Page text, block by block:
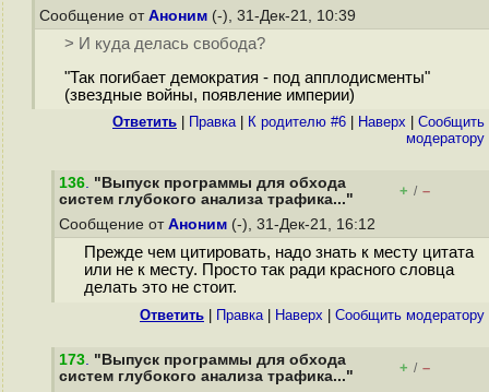
Сообщение от Аноним (-), 31-Дек-21, 10:39
> И куда делась свобода?
"Так погибает демократия - под апплодисменты"
(звездные войны, появление империи)
Ответить Правка| К родителю #6 Наверх
Cообщить
модератору
136. "Выпуск программы для обхода
систем глубокого анализа трафика..."
+ / –
Сообщение от Аноним (-), 31-Дек-21, 16:12
Прежде чем цитировать, надо знать к месту цитата
или не к месту. Просто так ради красного словца
делать это не стоит.
Ответить Правка| Наверх Cообщить модератору
173. "Выпуск программы для обхода
систем глубокого анализа трафика..."
+ / –